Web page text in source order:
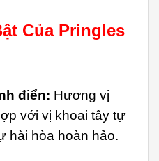
Của Pringles
điển: Hương vị
với vị khoai tây tự
hài hòa hoàn hảo.